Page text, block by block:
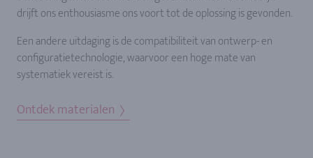
drijft ons enthousiasme ons voort tot de oplossing is gevonden.
Een andere uitdaging is de compatibiliteit van ontwerp- en
configuratietechnologie, waarvoor een hoge mate van
systematiek vereist is.
Ontdek materialen